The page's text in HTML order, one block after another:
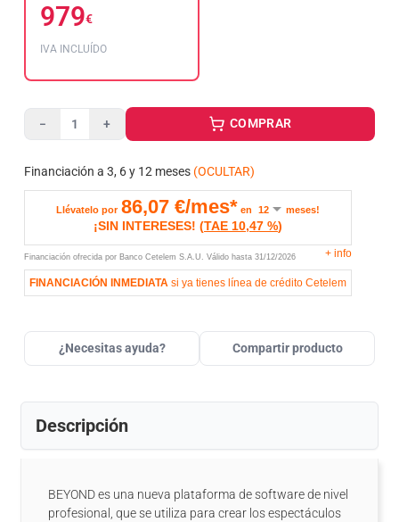
979€
IVA INCLUÍDO
− + COMPRAR
Financiación a 3, 6 y 12 meses (OCULTAR)
Llévatelo por 86,07 €/mes* en meses!
¡SIN INTERESES! (TAE 10,47 %)
Financiación ofrecida por Banco Cetelem S.A.U. Válido hasta 31/12/2026 + info
FINANCIACIÓN INMEDIATA si ya tienes línea de crédito Cetelem
¿Necesitas ayuda? Compartir producto
Descripción
BEYOND es una nueva plataforma de software de nivel
profesional, que se utiliza para crear los espectáculos